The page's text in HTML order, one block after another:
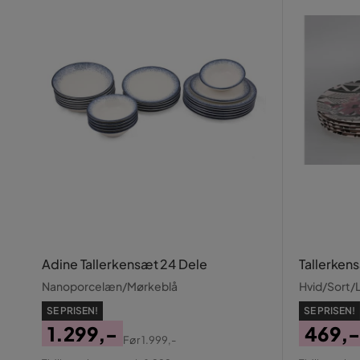
Adine Tallerkensæt 24 Dele
Nanoporcelæn/Mørkeblå
SE PRISEN!
1.299,-
Før1.999,-
Hvid/Sort/
SE PRISEN!
469,-